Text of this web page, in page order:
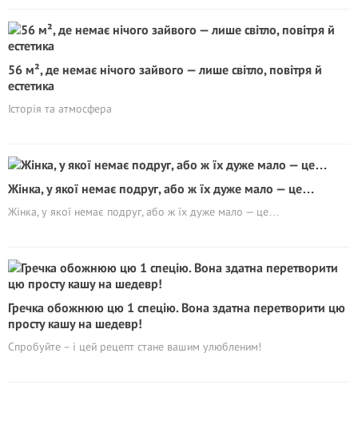
56 м², де немає нічого зайвого — лише світло, повітря й
естетика
Історія та атмосфера
Жінка, у якої немає подруг, або ж їх дуже мало — це…
Жінка, у якої немає подруг, або ж їх дуже мало — це…
Гречка обожнюю цю 1 спецію. Вона здатна перетворити цю
просту кашу на шедевр!
Спробуйте – і цей рецепт стане вашим улюбленим!